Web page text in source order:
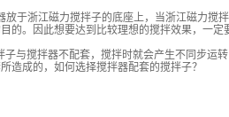
于浙江磁力搅拌子的底座上，当浙江磁力搅
的。因此想要达到比较理想的搅拌效果，一定
与搅拌器不配套，搅拌时就会产生不同步运
造成的，如何选择搅拌器配套的搅拌子？